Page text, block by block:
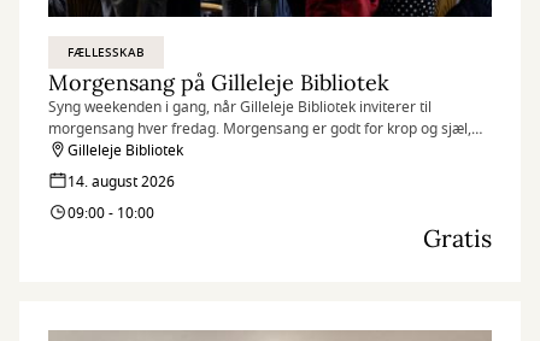
FÆLLESSKAB
Morgensang på Gilleleje Bibliotek
Syng weekenden i gang, når Gilleleje Bibliotek inviterer til
morgensang hver fredag. Morgensang er godt for krop og sjæl,
humøret løftes, og fællesskabet styrkes.
Gilleleje Bibliotek
14. august 2026
09:00 - 10:00
Gratis